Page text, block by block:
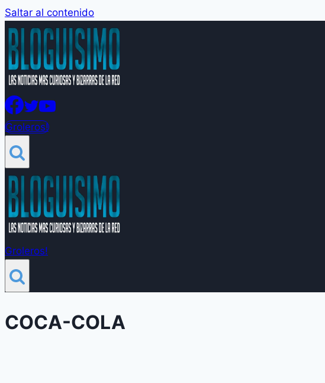
Saltar al contenido
Groleros!
Groleros!
COCA-COLA